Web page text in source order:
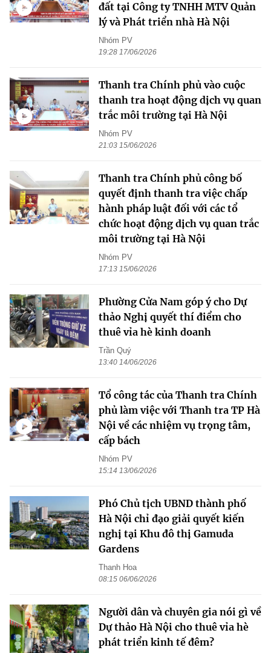
đất tại Công ty TNHH MTV Quản
lý và Phát triển nhà Hà Nội
Nhóm PV
19:28 17/06/2026
Thanh tra Chính phủ vào cuộc
thanh tra hoạt động dịch vụ quan
trắc môi trường tại Hà Nội
Nhóm PV
21:03 15/06/2026
Thanh tra Chính phủ công bố
quyết định thanh tra việc chấp
hành pháp luật đối với các tổ
chức hoạt động dịch vụ quan trắc
môi trường tại Hà Nội
Nhóm PV
17:13 15/06/2026
Phường Cửa Nam góp ý cho Dự
thảo Nghị quyết thí điểm cho
thuê vỉa hè kinh doanh
Trần Quý
13:40 14/06/2026
Tổ công tác của Thanh tra Chính
phủ làm việc với Thanh tra TP Hà
Nội về các nhiệm vụ trọng tâm,
cấp bách
Nhóm PV
15:14 13/06/2026
Phó Chủ tịch UBND thành phố
Hà Nội chỉ đạo giải quyết kiến
nghị tại Khu đô thị Gamuda
Gardens
Thanh Hoa
08:15 06/06/2026
Người dân và chuyên gia nói gì về
Dự thảo Hà Nội cho thuê vỉa hè
phát triển kinh tế đêm?